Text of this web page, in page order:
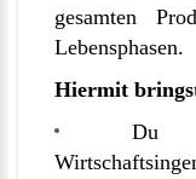
gesamten
Lebensphasen.
Hiermit
Du